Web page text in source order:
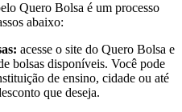
Quero Bolsa é um processo
abaixo:
acesse o site do Quero Bolsa e
bolsas disponíveis. Você pode
de ensino, cidade ou até
que deseja.